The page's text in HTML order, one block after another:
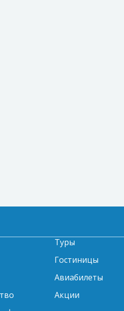
Туры
Гостиницы
Авиабилеты
Акции